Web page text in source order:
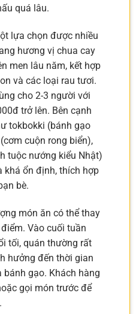
quá lâu.
lựa chọn được nhiều
hương vị chua cay
men lâu năm, kết hợp
và các loại rau tươi.
cho 2-3 người với
trở lên. Bên cạnh
tokbokki (bánh gạo
cuộn rong biển),
tuộc nướng kiểu Nhật)
ổn định, thích hợp
bè.
món ăn có thể thay
Vào cuối tuần
tối, quán thường rất
hưởng đến thời gian
gạo. Khách hàng
gọi món trước để